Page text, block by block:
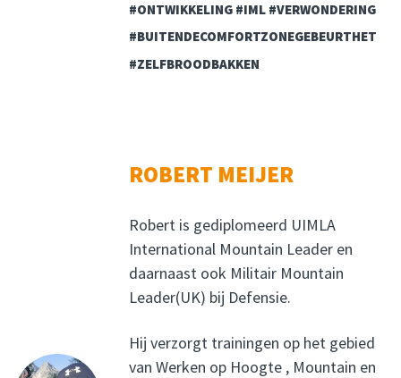
#ONTWIKKELING #IML #VERWONDERING
#BUITENDECOMFORTZONEGEBEURTHET
#ZELFBROODBAKKEN
ROBERT MEIJER
Robert is gediplomeerd UIMLA
International Mountain Leader en
daarnaast ook Militair Mountain
Leader(UK) bij Defensie.
Hij verzorgt trainingen op het gebied
van Werken op Hoogte , Mountain en